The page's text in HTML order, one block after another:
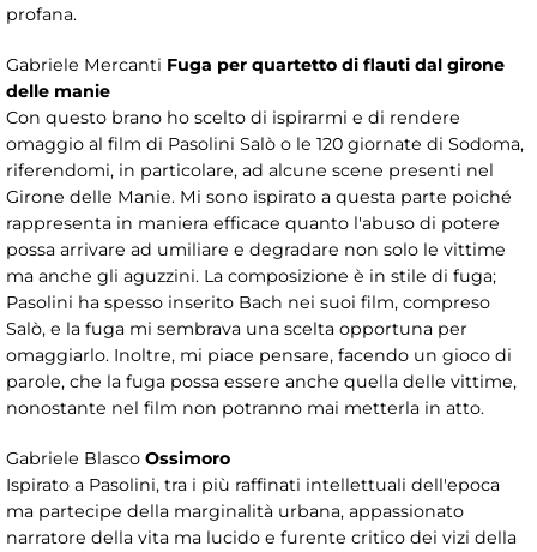
profana.
Gabriele Mercanti Fuga per quartetto di flauti dal girone
delle manie
Con questo brano ho scelto di ispirarmi e di rendere
omaggio al film di Pasolini Salò o le 120 giornate di Sodoma,
riferendomi, in particolare, ad alcune scene presenti nel
Girone delle Manie. Mi sono ispirato a questa parte poiché
rappresenta in maniera efficace quanto l'abuso di potere
possa arrivare ad umiliare e degradare non solo le vittime
ma anche gli aguzzini. La composizione è in stile di fuga;
Pasolini ha spesso inserito Bach nei suoi film, compreso
Salò, e la fuga mi sembrava una scelta opportuna per
omaggiarlo. Inoltre, mi piace pensare, facendo un gioco di
parole, che la fuga possa essere anche quella delle vittime,
nonostante nel film non potranno mai metterla in atto.
Gabriele Blasco Ossimoro
Ispirato a Pasolini, tra i più raffinati intellettuali dell'epoca
ma partecipe della marginalità urbana, appassionato
narratore della vita ma lucido e furente critico dei vizi della